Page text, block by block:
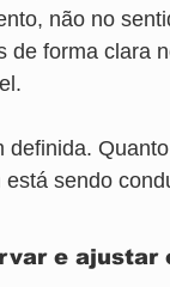
não no
de forma clara
definida.
sendo
e ajustar